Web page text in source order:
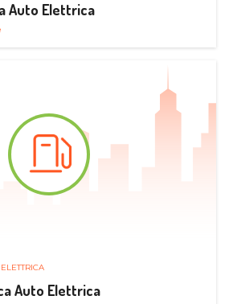
Auto Elettrica
Auto Elettrica